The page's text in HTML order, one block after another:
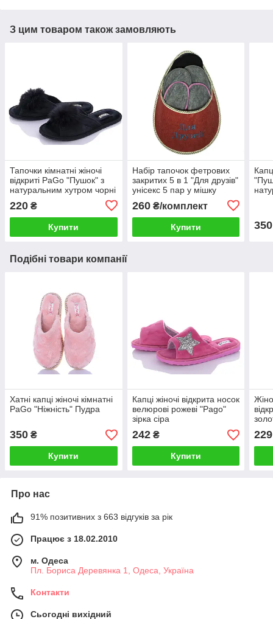
З цим товаром також замовляють
Тапочки кімнатні жіночі
відкриті PaGo "Пушок" з
натуральним хутром чорні
220 ₴
Купити
Набір тапочок фетрових
закритих 5 в 1 "Для друзів"
унісекс 5 пар у мішку
260₴/комплект
Купити 350
Подібні товари компанії
Хатні капці жіночі кімнатні
PaGo "Ніжність" Пудра
350 ₴
Купити
Капці жіночі відкрита носок
велюрові рожеві "Pago"
зірка сіра
242₴
Купити
229
Про нас
91% позитивних з 663 відгуків за рік
Працює з 18.02.2010
м. Одеса
Пл. Бориса Деревянка 1, Одеса, Україна
Контакти
Сьогодні вихідний